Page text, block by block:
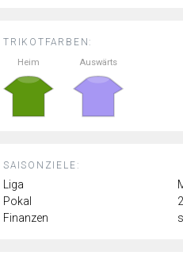
TRIKOTFARBEN:
Heim Auswärts
SAISONZIELE:
Liga
Pokal
Finanzen